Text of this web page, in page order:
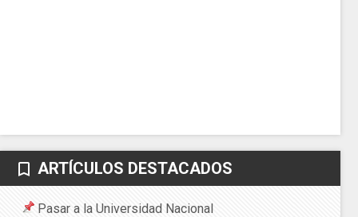
bookmark_border ARTÍCULOS DESTACADOS
Pasar a la Universidad Nacional